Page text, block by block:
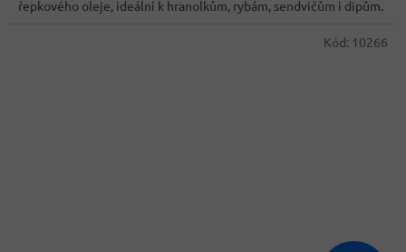
hvězdiček.
řepkového oleje, ideální k hranolkům, rybám, sendvičům i dipům.
Kód: 10266